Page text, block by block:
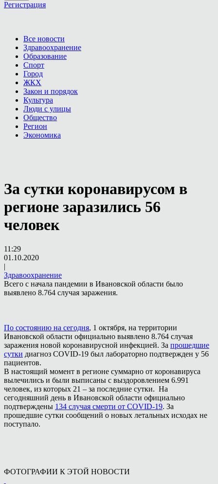
Регистрация
Все новости
Здравоохранение
Образование
Спорт
Город
ЖКХ
Закон и порядок
Культура
Люди с улицы
Общество
Регион
Экономика
За сутки коронавирусом в
регионе заразились 56
человек
11:29
01.10.2020
|
Здравоохранение
Всего с начала пандемии в Ивановской области было
выявлено 8.764 случая заражения.
По состоянию на сегодня, 1 октября, на территории
Ивановской области официально выявлено 8.764 случая
заражения новой коронавирусной инфекцией. За прошедшие
сутки диагноз COVID-19 был лабораторно подтвержден у 56
пациентов.
В настоящий момент в регионе суммарно от коронавируса
вылечились и были выписаны с выздоровлением 6.991
человек, из которых 21 – за последние сутки. На
сегодняшний день в Ивановской области официально
подтверждены 134 случая смерти от COVID-19. За
прошедшие сутки сообщений о новых летальных исходах не
поступало.
ФОТОГРАФИИ К ЭТОЙ НОВОСТИ